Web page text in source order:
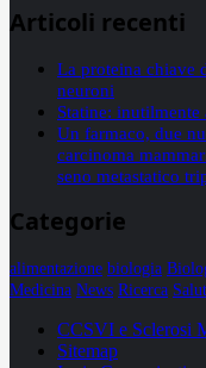
Articoli recenti
La proteina chiave
neuroni
Statine:
Un farmaco, due
carcinoma
seno metastatico
Categorie
alimentazione biologia
Medicina News Ricerca
CCSVI e Sclerosi
Sitemap